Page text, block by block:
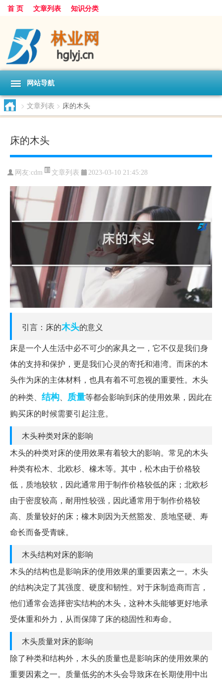
首 页 文章列表 知识分类
网站导航
> 文章列表 > 床的木头
床的木头
网友:cdm 文章列表 2023-03-10 21:45:28
引言：床的木头的意义
床是一个人生活中必不可少的家具之一，它不仅是我们身
体的支持和保护，更是我们心灵的寄托和港湾。而床的木
头作为床的主体材料，也具有着不可忽视的重要性。木头
的种类、 结构、 质量等都会影响到床的使用效果，因此在
购买床的时候需要引起注意。
木头种类对床的影响
木头的种类对床的使用效果有着较大的影响。常见的木头
种类有松木、北欧杉、橡木等。其中，松木由于价格较
低，质地较软，因此通常用于制作价格较低的床；北欧杉
由于密度较高，耐用性较强，因此通常用于制作价格较
高、质量较好的床；橡木则因为天然豁发、质地坚硬、寿
命长而备受青睐。
木头结构对床的影响
木头的结构也是影响床的使用效果的重要因素之一。木头
的结构决定了其强度、硬度和韧性。对于床制造商而言，
他们通常会选择密实结构的木头，这种木头能够更好地承
受体重和外力，从而保障了床的稳固性和寿命。
木头质量对床的影响
除了种类和结构外，木头的质量也是影响床的使用效果的
重要因素之一。质量低劣的木头会导致床在长期使用中出